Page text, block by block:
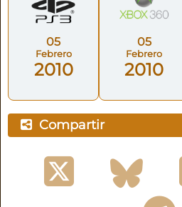
05
Febrero
2010
05
Febrero
2010
Compartir